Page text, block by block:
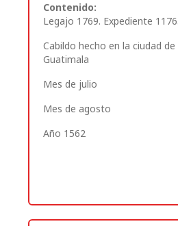
Contenido:
Legajo 1769. Expediente
Cabildo hecho en la ciudad
Guatimala
Mes de julio
Mes de agosto
Año 1562